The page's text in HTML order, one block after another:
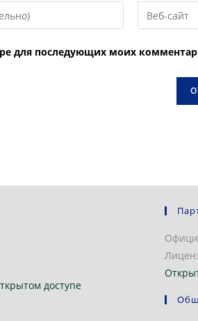
Введите
URL
для последующих моих
доступе